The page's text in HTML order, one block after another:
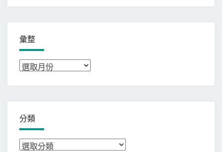
彙整
彙
分類
分